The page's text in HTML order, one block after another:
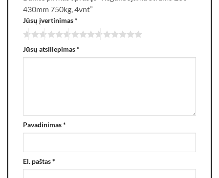
430mm 750kg, 4vnt”
Jūsų įvertinimas*
Jūsų atsiliepimas*
Pavadinimas*
El. paštas*